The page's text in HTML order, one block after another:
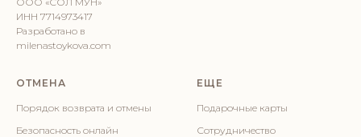
ИНН 7714973417
Разработано в
milenastoykova.com
ОТМЕНА
Порядок возврата и отмены
Безопасность онлайн
ЕЩЕ
Подарочные карты
Сотрудничество